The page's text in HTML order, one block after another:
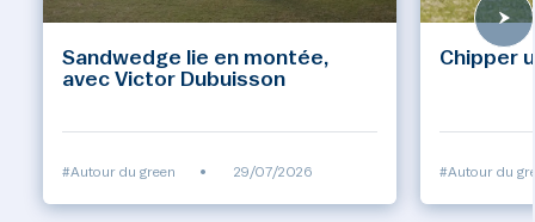
Sandwedge lie en montée,
avec Victor Dubuisson
#Autour du green • 29/07/2026
Chipper
#Autour du